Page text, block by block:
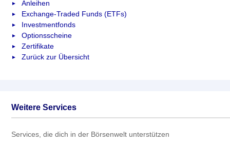
Anleihen
Exchange-Traded Funds (ETFs)
Investmentfonds
Optionsscheine
Zertifikate
Zurück zur Übersicht
Weitere Services
Services, die dich in der Börsenwelt unterstützen